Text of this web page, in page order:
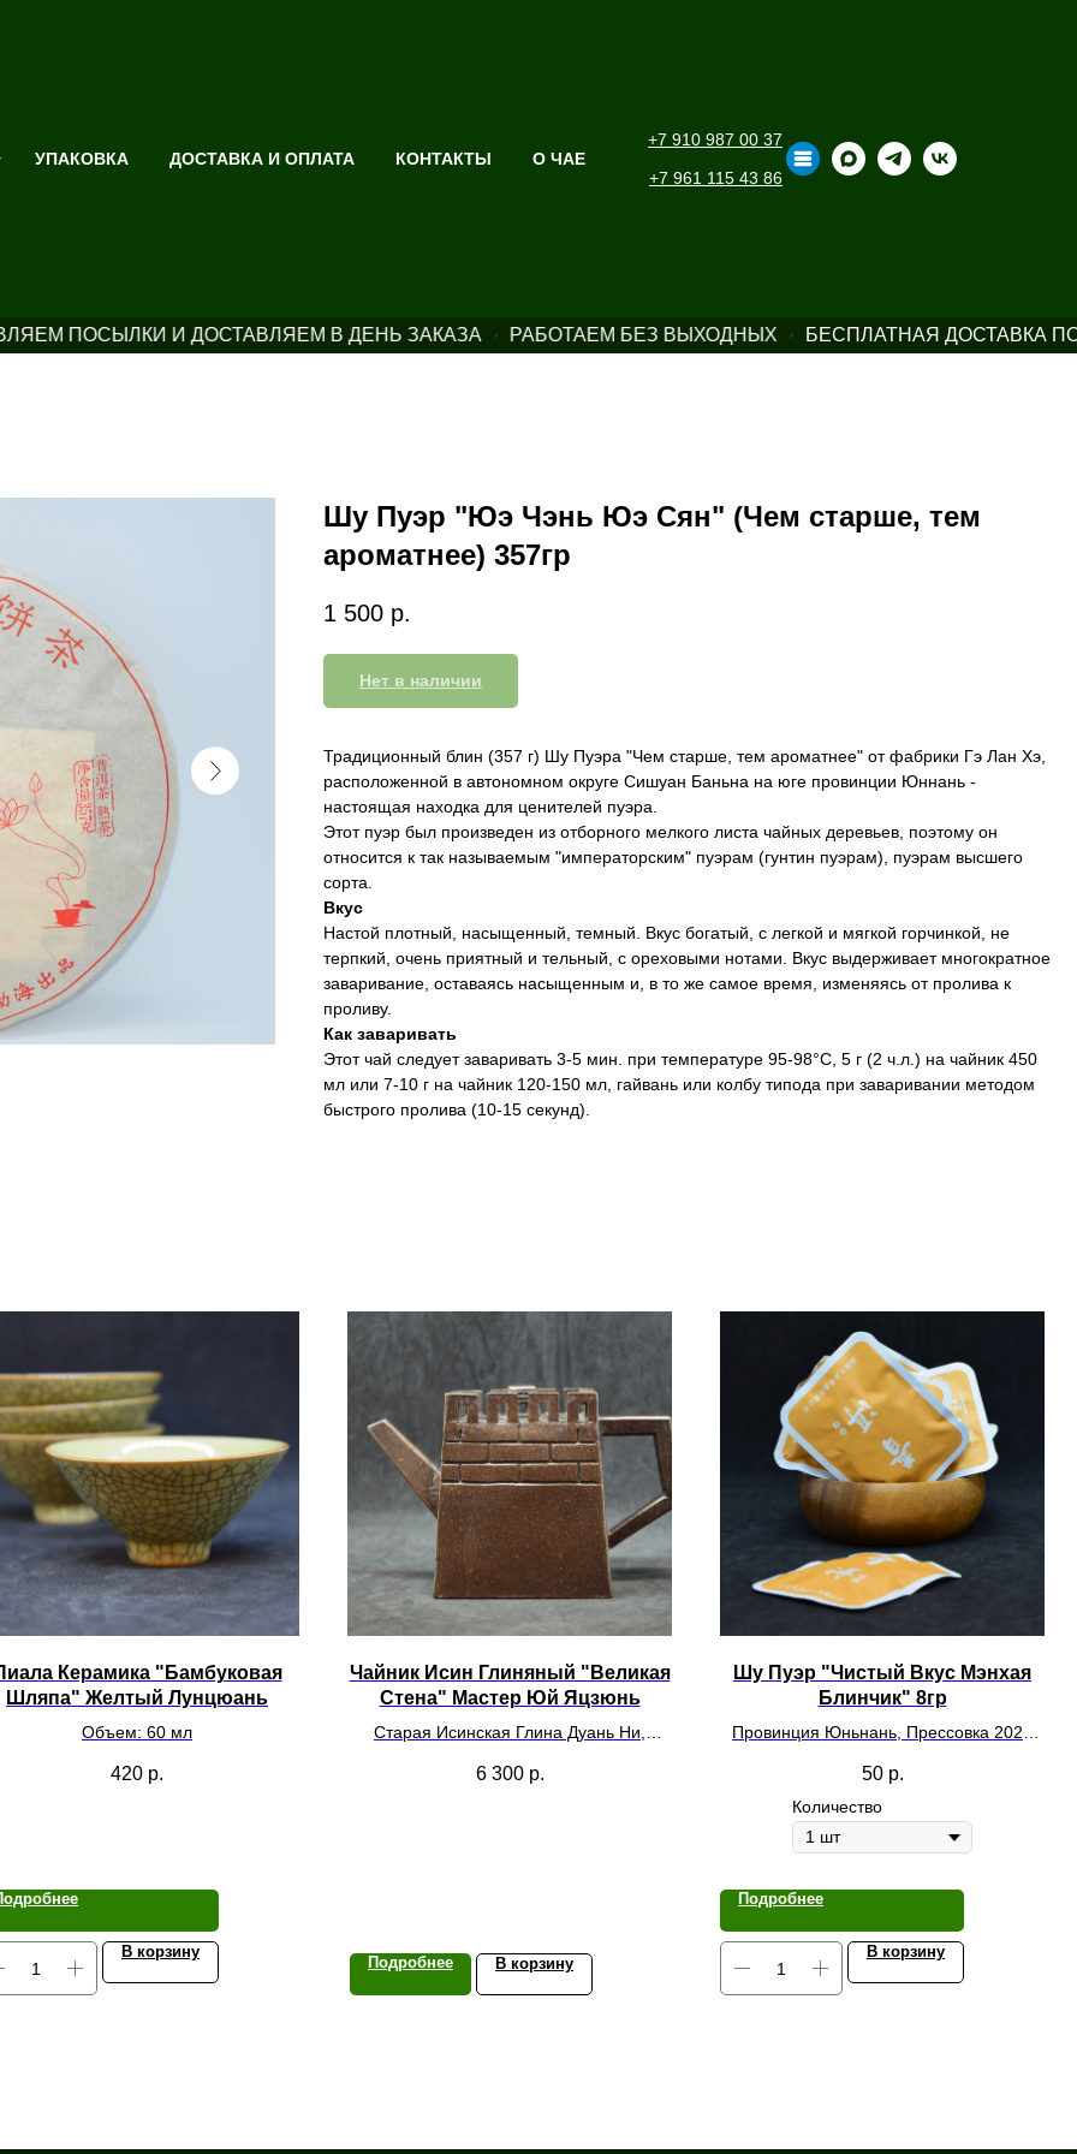
УПАКОВКА ДОСТАВКА И ОПЛАТА КОНТАКТЫ О ЧАЕ
+7 910 987 00 37
+7 961 115 43 86
ПОСЫЛКИ И ДОСТАВЛЯЕМ В ДЕНЬ ЗАКАЗА РАБОТАЕМ БЕЗ ВЫХОДНЫХ БЕСПЛАТНАЯ ДОСТАВКА
Шу Пуэр "Юэ Чэнь Юэ Сян" (Чем старше, тем
ароматнее) 357гр
1 500 р.
Нет в наличии
Традиционный блин (357 г) Шу Пуэра "Чем старше, тем ароматнее" от фабрики Гэ Лан Хэ,
расположенной в автономном округе Сишуан Баньна на юге провинции Юннань -
настоящая находка для ценителей пуэра.
Этот пуэр был произведен из отборного мелкого листа чайных деревьев, поэтому он
относится к так называемым "императорским" пуэрам (гунтин пуэрам), пуэрам высшего
сорта.
Вкус
Настой плотный, насыщенный, темный. Вкус богатый, с легкой и мягкой горчинкой, не
терпкий, очень приятный и тельный, с ореховыми нотами. Вкус выдерживает многократное
заваривание, оставаясь насыщенным и, в то же самое время, изменяясь от пролива к
проливу.
Как заваривать
Этот чай следует заваривать 3-5 мин. при температуре 95-98°С, 5 г (2 ч.л.) на чайник 450
мл или 7-10 г на чайник 120-150 мл, гайвань или колбу типода при заваривании методом
быстрого пролива (10-15 секунд).
Керамика "Бамбуковая
Шляпа" Желтый Лунцюань
Объем: 60 мл
420 р.
В корзину
Чайник Исин Глиняный "Великая
Стена" Мастер Юй Яцзюнь
Старая Исинская Глина Дуань Ни,
6 300 р.
Подробнее В корзину
Шу Пуэр "Чистый Вкус Мэнхая
Блинчик" 8гр
Провинция Юньнань, Прессовка 2025
50 р.
Количество
Подробнее
В корзину